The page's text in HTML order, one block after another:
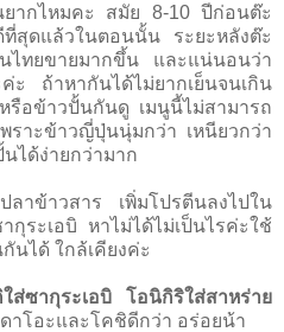
ากไหมคะ สมัย 8-10 ปีก่อนต๊ะ
สุดแล้วในตอนนั้น ระยะหลังต๊ะ
ไทยขายมากขึ้น และแน่นอนว่า
ะ ถ้าหากันได้ไม่ยากเย็นจนเกิน
รือข้าวปั้นกันดู เมนูนี้ไม่สามารถ
ราะข้าวญี่ปุ่นนุ่มกว่า เหนียวกว่า
ได้ง่ายกว่ามาก
าข้าวสาร เพิ่มโปรตีนลงไปใน
ระเอบิ หาไม่ได้ไม่เป็นไรค่ะใช้
นได้ ใกล้เคียงค่ะ
ส่ซากุระเอบิ โอนิกิริใส่สาหร่าย
าโอะและโคชิดีกว่า อร่อยน้า